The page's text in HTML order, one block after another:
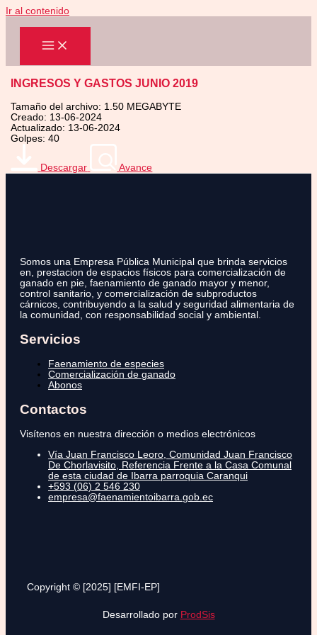
Ir al contenido
INGRESOS Y GASTOS JUNIO 2019
Tamaño del archivo: 1.50 MEGABYTE
Creado: 13-06-2024
Actualizado: 13-06-2024
Golpes: 40
Descargar Avance
Somos una Empresa Pública Municipal que brinda servicios
en, prestacion de espacios físicos para comercialización de
ganado en pie, faenamiento de ganado mayor y menor,
control sanitario, y comercialización de subproductos
cárnicos, contribuyendo a la salud y seguridad alimentaria de
la comunidad, con responsabilidad social y ambiental.
Servicios
Faenamiento de especies
Comercialización de ganado
Abonos
Contactos
Visítenos en nuestra dirección o medios electrónicos
Vía Juan Francisco Leoro, Comunidad Juan Francisco
De Chorlavisito, Referencia Frente a la Casa Comunal
de esta ciudad de Ibarra parroquia Caranqui
+593 (06) 2 546 230
empresa@faenamientoibarra.gob.ec
Copyright © [2025] [EMFI-EP]
Desarrollado por ProdSis